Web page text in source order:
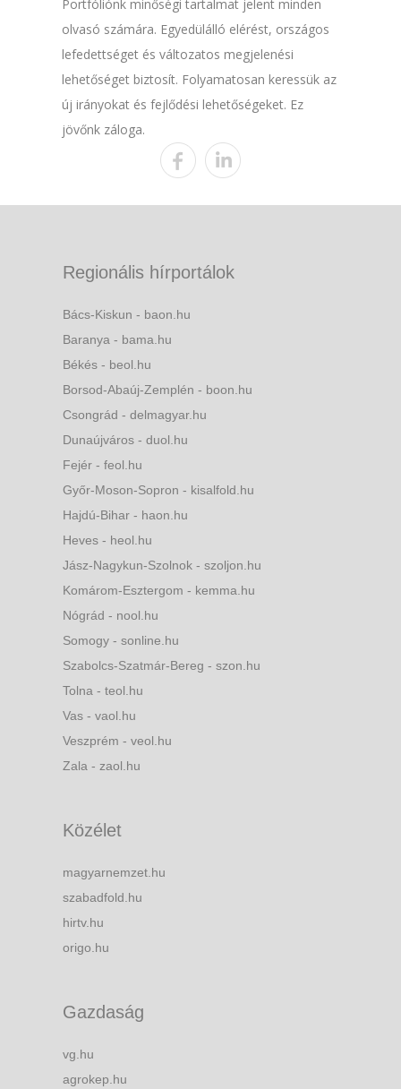
Portfóliónk minőségi tartalmat jelent minden
olvasó számára. Egyedülálló elérést, országos
lefedettséget és változatos megjelenési
lehetőséget biztosít. Folyamatosan keressük az
új irányokat és fejlődési lehetőségeket. Ez
jövőnk záloga.
Regionális hírportálok
Bács-Kiskun - baon.hu
Baranya - bama.hu
Békés - beol.hu
Borsod-Abaúj-Zemplén - boon.hu
Csongrád - delmagyar.hu
Dunaújváros - duol.hu
Fejér - feol.hu
Győr-Moson-Sopron - kisalfold.hu
Hajdú-Bihar - haon.hu
Heves - heol.hu
Jász-Nagykun-Szolnok - szoljon.hu
Komárom-Esztergom - kemma.hu
Nógrád - nool.hu
Somogy - sonline.hu
Szabolcs-Szatmár-Bereg - szon.hu
Tolna - teol.hu
Vas - vaol.hu
Veszprém - veol.hu
Zala - zaol.hu
Közélet
magyarnemzet.hu
szabadfold.hu
hirtv.hu
origo.hu
Gazdaság
vg.hu
agrokep.hu